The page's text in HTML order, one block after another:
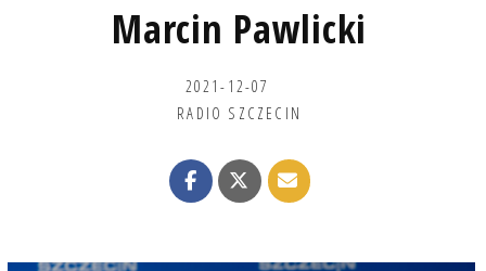
Marcin Pawlicki
2021-12-07
RADIO SZCZECIN